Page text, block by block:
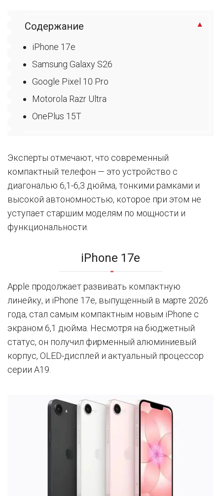
Содержание
iPhone 17e
Samsung Galaxy S26
Google Pixel 10 Pro
Motorola Razr Ultra
OnePlus 15T
Эксперты отмечают, что современный
компактный телефон — это устройство с
диагональю 6,1-6,3 дюйма, тонкими рамками и
высокой автономностью, которое при этом не
уступает старшим моделям по мощности и
функциональности.
iPhone 17e
Apple продолжает развивать компактную
линейку, и iPhone 17e, выпущенный в марте 2026
года, стал самым компактным новым iPhone с
экраном 6,1 дюйма. Несмотря на бюджетный
статус, он получил фирменный алюминиевый
корпус, OLED-дисплей и актуальный процессор
серии A19.